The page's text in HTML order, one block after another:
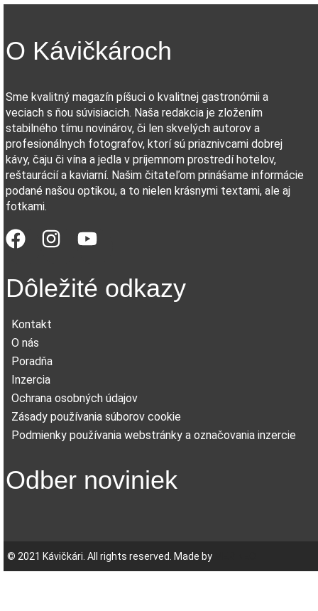
O Kávičkároch
Sme kvalitný magazín píšuci o kvalitnej gastronómii a
veciach s ňou súvisiacich. Naša redakcia je zložením
stabilného tímu novinárov, či len skvelých autorov a
profesionálnych fotografov, ktorí sú priaznivcami dobrej
kávy, čaju či vína a jedla v príjemnom prostredí hotelov,
reštaurácií a kaviarní. Našim čitateľom prinášame informácie
podané našou optikou, a to nielen krásnymi textami, ale aj
fotkami.
Dôležité odkazy
Kontakt
O nás
Poradňa
Inzercia
Ochrana osobných údajov
Zásady používania súborov cookie
Podmienky používania webstránky a označovania inzercie
Odber noviniek
© 2021 Kávičkári. All rights reserved. Made by